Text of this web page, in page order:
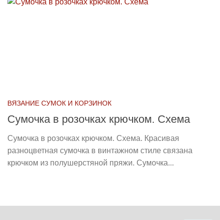
ВЯЗАНИЕ СУМОК И КОРЗИНОК
Сумочка в розочках крючком. Схема
Сумочка в розочках крючком. Схема. Красивая
разноцветная сумочка в винтажном стиле связана
крючком из полушерстяной пряжи. Сумочка...